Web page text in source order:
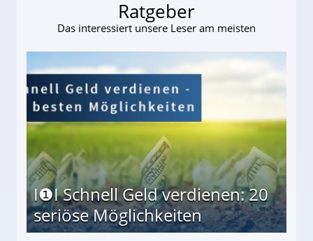
Ratgeber
Das interessiert unsere Leser am meisten
I❶I Schnell Geld verdienen: 20
seriöse Möglichkeiten